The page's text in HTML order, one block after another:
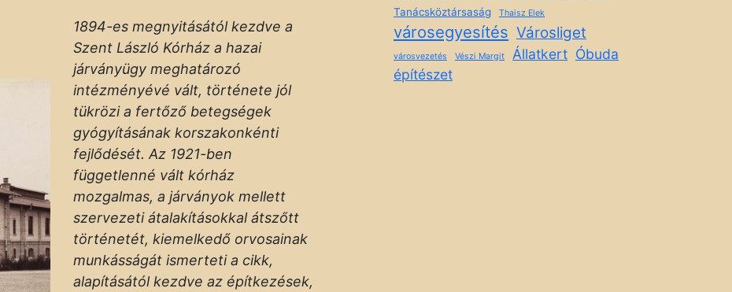
1894-es megnyitásától kezdve a
Szent László Kórház a hazai
járványügy meghatározó
intézményévé vált, története jól
tükrözi a fertőző betegségek
gyógyításának korszakonkénti
fejlődését. Az 1921-ben
függetlenné vált kórház
mozgalmas, a járványok mellett
szervezeti átalakításokkal átszőtt
történetét, kiemelkedő orvosainak
munkásságát ismerteti a cikk,
alapításától kezdve az építkezések,
Tanácsköztársaság Thaisz Elek
városegyesítés Városliget
városvezetés Vészi Margit Állatkert Óbuda
építészet